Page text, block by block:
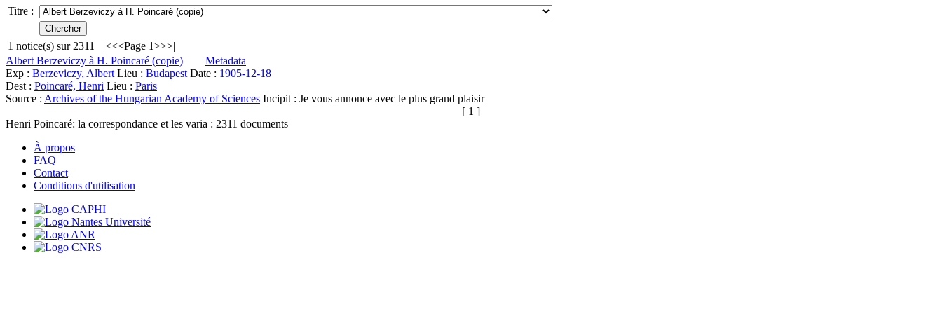
Titre :
1 notice(s) sur 2311 |<<<Page 1>>>|
Albert Berzeviczy à H. Poincaré (copie)
Metadata
Exp : Berzeviczy, Albert Lieu : Budapest Date : 1905-12-18
Dest : Poincaré, Henri Lieu : Paris
Source : Archives of the Hungarian Academy of Sciences Incipit : Je vous annonce avec le plus grand plaisir
[ 1 ]
Henri Poincaré: la correspondance et les varia : 2311 documents
À propos
FAQ
Contact
Conditions d'utilisation